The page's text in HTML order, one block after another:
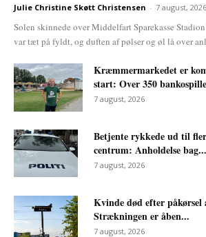
Julie Christine Skøtt Christensen - 7 august, 2026
Solen skinnede over Middelfart Sparekasse
var tæt på fyldt, og duften af pølser og øl lå over
Kræmmermarkedet er
start: Over 350
7 august, 2026
Betjente rykkede ud til
centrum: Anholdelse bag...
7 august, 2026
Kvinde død efter
Strækningen er åben...
7 august, 2026